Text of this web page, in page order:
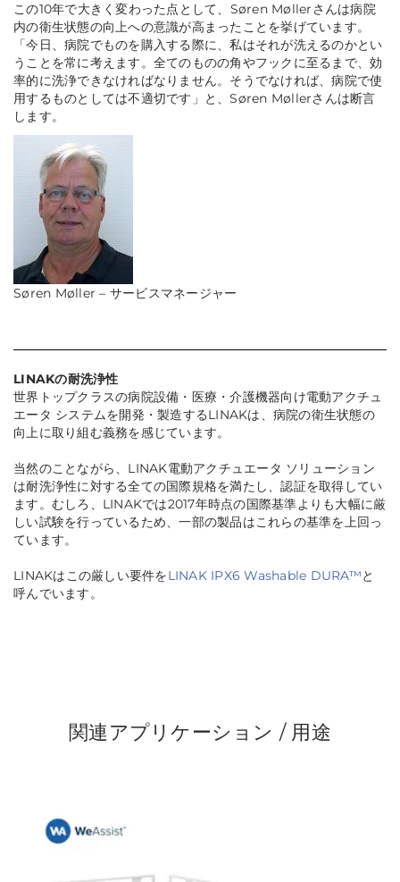
この10年で大きく変わった点として、Søren Møllerさんは病院
内の衛生状態の向上への意識が高まったことを挙げています。
「今日、病院でものを購入する際に、私はそれが洗えるのかとい
うことを常に考えます。全てのものの角やフックに至るまで、効
率的に洗浄できなければなりません。そうでなければ、病院で使
用するものとしては不適切です」と、Søren Møllerさんは断言
します。
Søren Møller – サービスマネージャー
LINAKの耐洗浄性
世界トップクラスの病院設備・医療・介護機器向け電動アクチュ
エータ システムを開発・製造するLINAKは、病院の衛生状態の
向上に取り組む義務を感じています。
当然のことながら、LINAK電動アクチュエータ ソリューション
は耐洗浄性に対する全ての国際規格を満たし、認証を取得してい
ます。むしろ、LINAKでは2017年時点の国際基準よりも大幅に厳
しい試験を行っているため、一部の製品はこれらの基準を上回っ
ています。
LINAKはこの厳しい要件をLINAK IPX6 Washable DURA™と
呼んでいます。
関連アプリケーション / 用途